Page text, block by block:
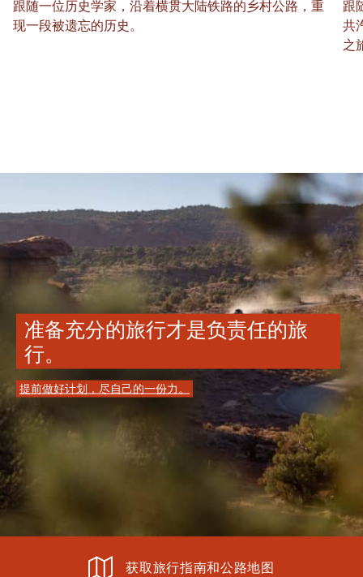
跟随一位历史学家，沿着横贯大陆铁路的乡村公路，重
现一段被遗忘的历史。
跟
共
之
准备充分的旅行才是负责任的旅
行。
提前做好计划，尽自己的一份力。
获取旅行指南和公路地图